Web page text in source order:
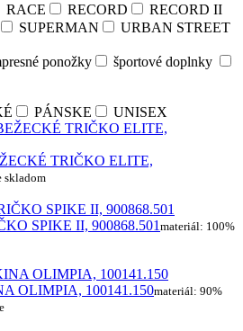
RACE RECORD
RECORD II
SUPERMAN
URBAN STREET
ponožky
športové doplnky
PÁNSKE UNISEX
TRIČKO ELITE,
skladom
SPIKE II, 900868.501 materiál: 100%
OLIMPIA, 100141.150materiál: 90%